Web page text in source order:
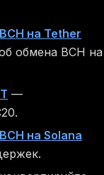
на Tether
обмена BCH на
—
на Solana